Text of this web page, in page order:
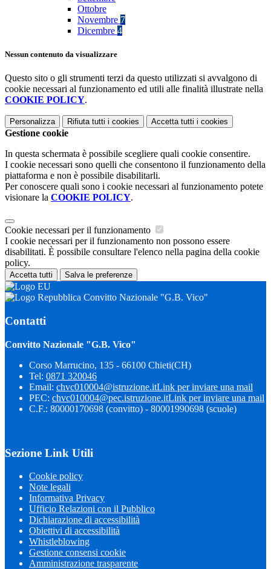
Ottobre
Novembre 7
Dicembre 4
Nessun contenuto da visualizzare
Questo sito o gli strumenti terzi da questo utilizzati si avvalgono di
cookie necessari al funzionamento ed utili alle finalità illustrate nella
COOKIE POLICY.
Personalizza Rifiuta tutti i cookies Accetta tutti i cookies
Gestione cookie
In questa schermata è possibile scegliere quali cookie consentire.
I cookie necessari sono quelli che consentono il funzionamento della
piattaforma e non è possibile disabilitarli.
Per conoscere quali sono i cookie necessari al funzionamento potete
visionare la COOKIE POLICY.
Cookie necessari per il funzionamento
I cookie necessari per il funzionamento non possono essere
disabilitati. È possibile consultare l'elenco nella pagina della cookie
policy.
Accetta tutti Salva le preferenze
Convitto Nazionale "G.B. Vico"
Contatti
Convitto Nazionale "G.B. Vico"
Corso Marrucino, 135 - 66100 Chieti(CH)
Tel: 0871 320046
Email: chvc010004@istruzione.itLink per inviare una mail
PEC: chvc010004@pec.istruzione.itLink per inviare una mail
C.F.: 80000170698 (convitto) - 80001990698 (scuole)
Sezione Link Utili
Cookie policy
Note legali
Informativa Privacy
Ufficio Relazioni con il Pubblico
Dichiarazione di accessibilità
Obiettivi di accessibilità
Whistleblowing
Gestione consensi cookie
Amministrazione trasparente